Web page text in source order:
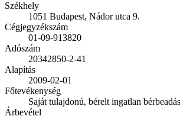
Székhely
1051 Budapest, Nádor utca 9.
Cégjegyzékszám
01-09-913820
Adószám
20342850-2-41
Alapítás
2009-02-01
Főtevékenység
Saját tulajdonú, bérelt ingatlan
Árbevétel